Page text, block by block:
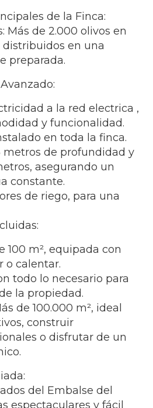
de la Finca:
Más de 2.000 olivos en
en una
preparada.
a la red electrica ,
y funcionalidad.
en toda la finca.
metros de profundidad y
asegurando un
constante.
de riego, para una
100 m², equipada con
o calentar.
todo lo necesario para
la propiedad.
de 100.000 m², ideal
construir
o disfrutar de un
del Embalse del
espectaculares y fácil